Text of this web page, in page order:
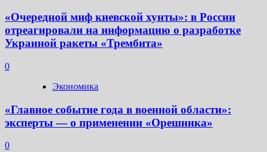
«Очередной миф киевской хунты»: в России
отреагировали на информацию о разработке
Украиной ракеты «Трембита»
0
Экономика
«Главное событие года в военной области»:
эксперты — о применении «Орешника»
0